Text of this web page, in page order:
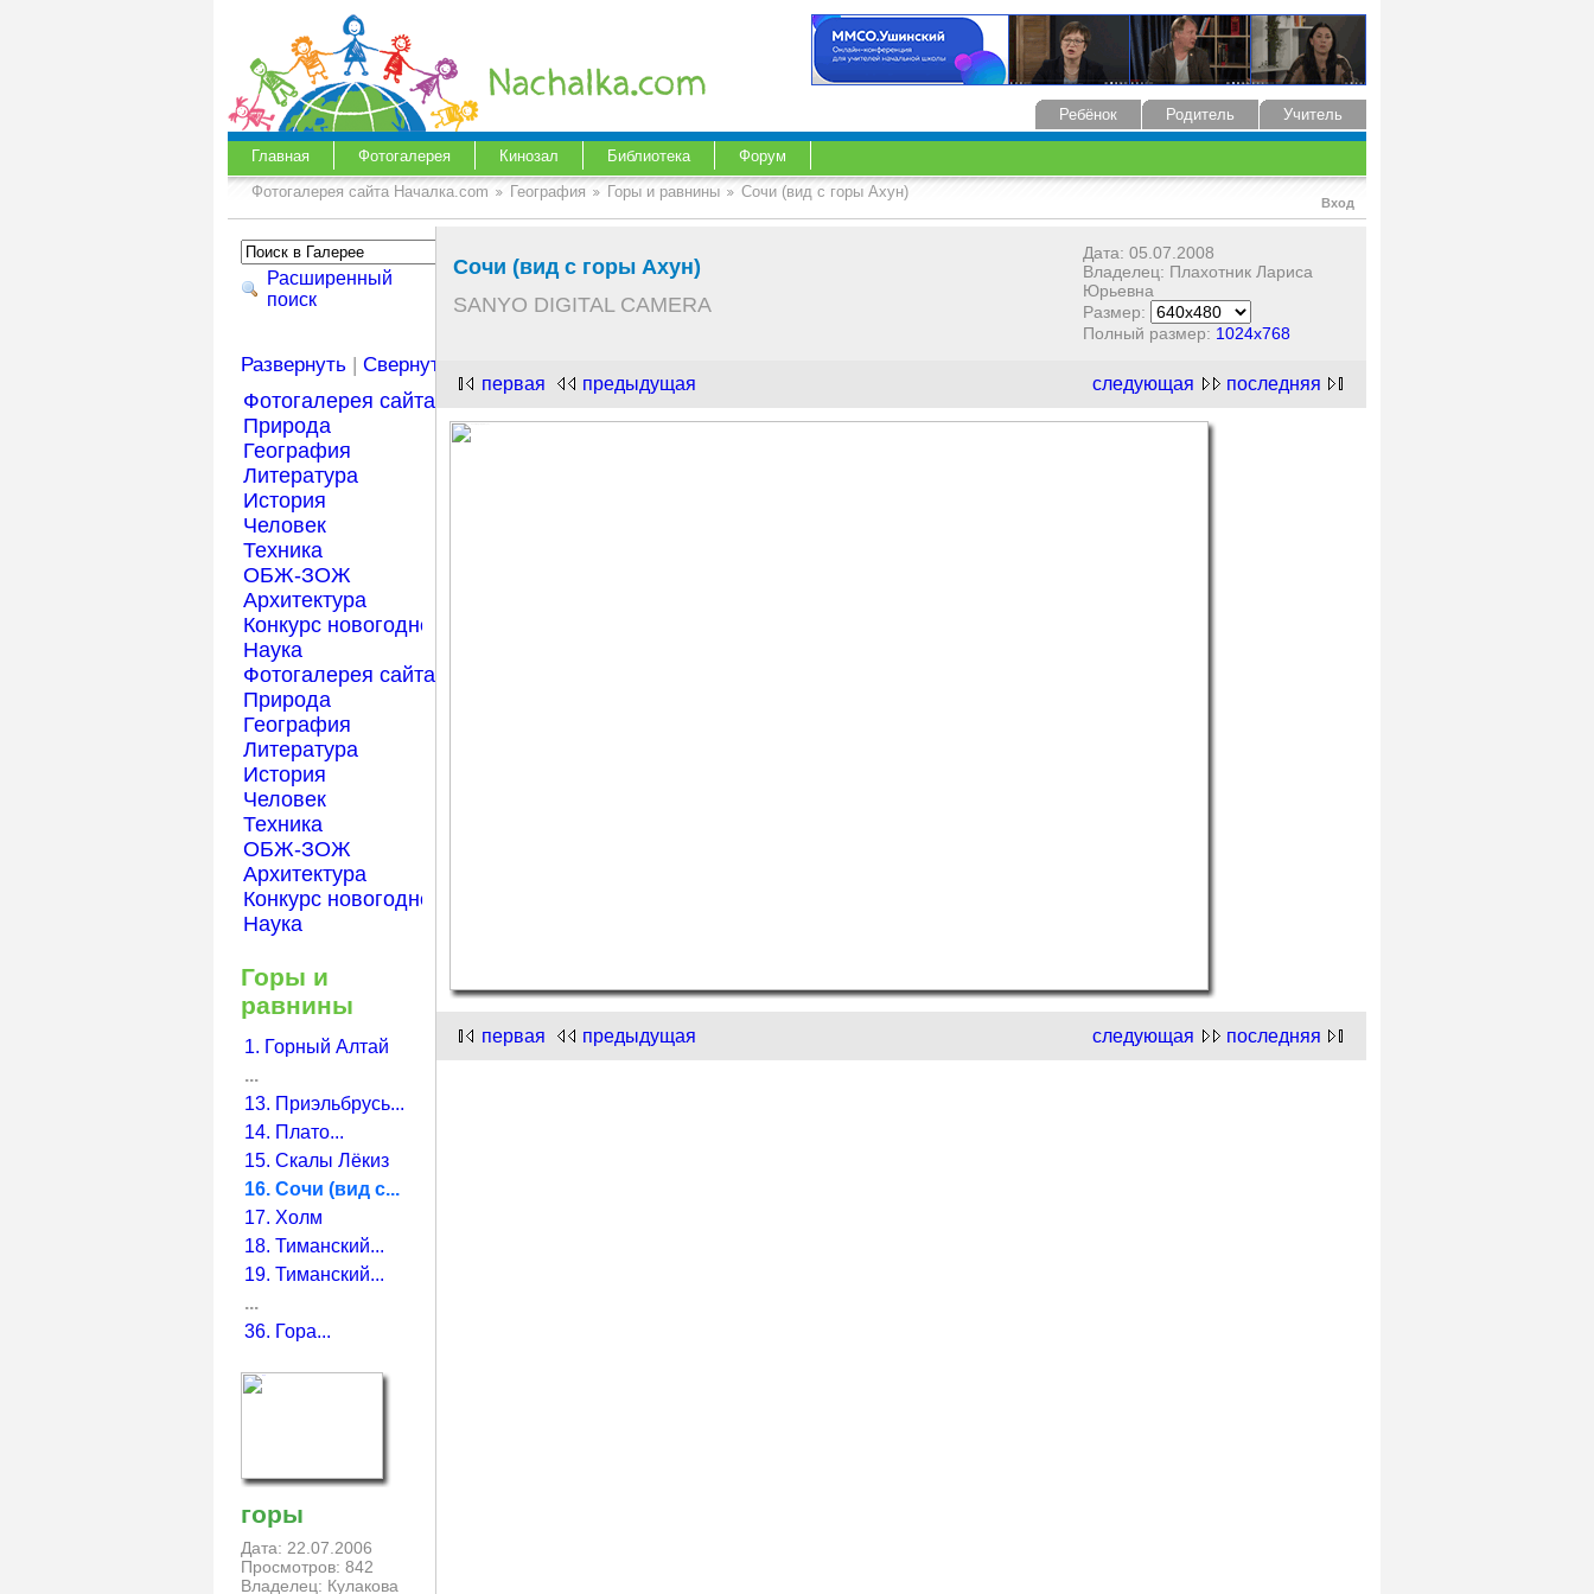
Учитель
Родитель
Ребёнок
Главная Фотогалерея Кинозал Библиотека Форум
Вход
Фотогалерея сайта Началка.com География Горы и равнины Сочи (вид с горы Ахун)
Расширенный
поиск
Развернуть |Свернуть
Фотогалерея сайта Началка.com
Природа
География
Литература
История
Человек
Техника
ОБЖ-ЗОЖ
Архитектура
Конкурс новогодней открытки "Нарисуем Новый год"!
Наука
Фотогалерея сайта Началка.com
Природа
География
Литература
История
Человек
Техника
ОБЖ-ЗОЖ
Архитектура
Конкурс новогодней открытки "Нарисуем Новый год"!
Наука
Горы и
равнины
1. Горный Алтай
...
13. Приэльбрусь...
14. Плато...
15. Скалы Лёкиз
16. Сочи (вид с...
17. Холм
18. Тиманский...
19. Тиманский...
...
36. Гора...
горы
Дата: 22.07.2006
Просмотров: 842
Владелец: Кулакова
Сочи (вид с горы Ахун)
SANYO DIGITAL CAMERA
Дата: 05.07.2008
Владелец: Плахотник Лариса
Юрьевна
Размер:
Полный размер: 1024x768
следующая последняя
первая предыдущая
следующая последняя
первая предыдущая